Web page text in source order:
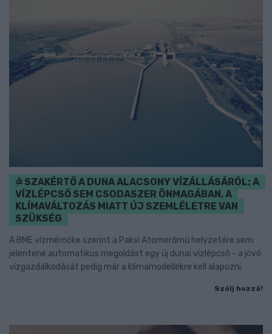
SZAKÉRTŐ A DUNA ALACSONY VÍZÁLLÁSÁRÓL: A
VÍZLÉPCSŐ SEM CSODASZER ÖNMAGÁBAN, A
KLÍMAVÁLTOZÁS MIATT ÚJ SZEMLÉLETRE VAN
SZÜKSÉG
A BME vízmérnöke szerint a Paksi Atomerőmű helyzetére sem
jelentene automatikus megoldást egy új dunai vízlépcső - a jövő
vízgazdálkodását pedig már a klímamodellekre kell alapozni.
Szólj hozzá!